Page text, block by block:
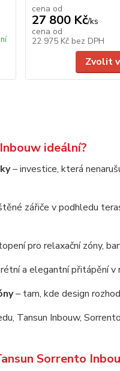
cena od
27 800 Kč/ks
cena od
22 975 Kč bez DPH
Zvolit
ideální?
– investice, která
zářiče v podhledu
pro relaxační zóny,
a elegantní přitápění
– tam, kde design
Sorrento